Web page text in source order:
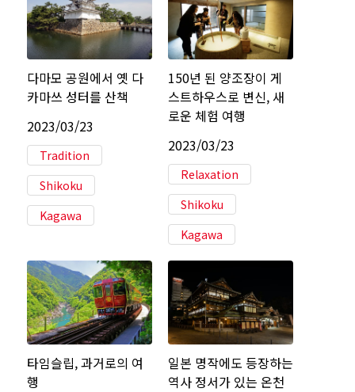
다마모 공원에서 옛 다
카마쓰 성터를 산책
2023/03/23
Tradition
Shikoku
Kagawa
150년 된 양조장이 게
스트하우스로 변신, 새
로운 체험 여행
2023/03/23
Relaxation
Shikoku
Kagawa
타임슬립, 과거로의 여
행
일본 명작에도 등장하는
역사 정서가 있는 온천